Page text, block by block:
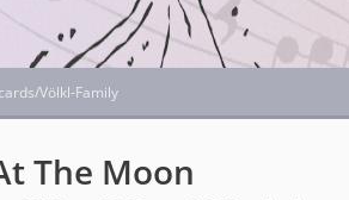
Völkl-Family
The Moon